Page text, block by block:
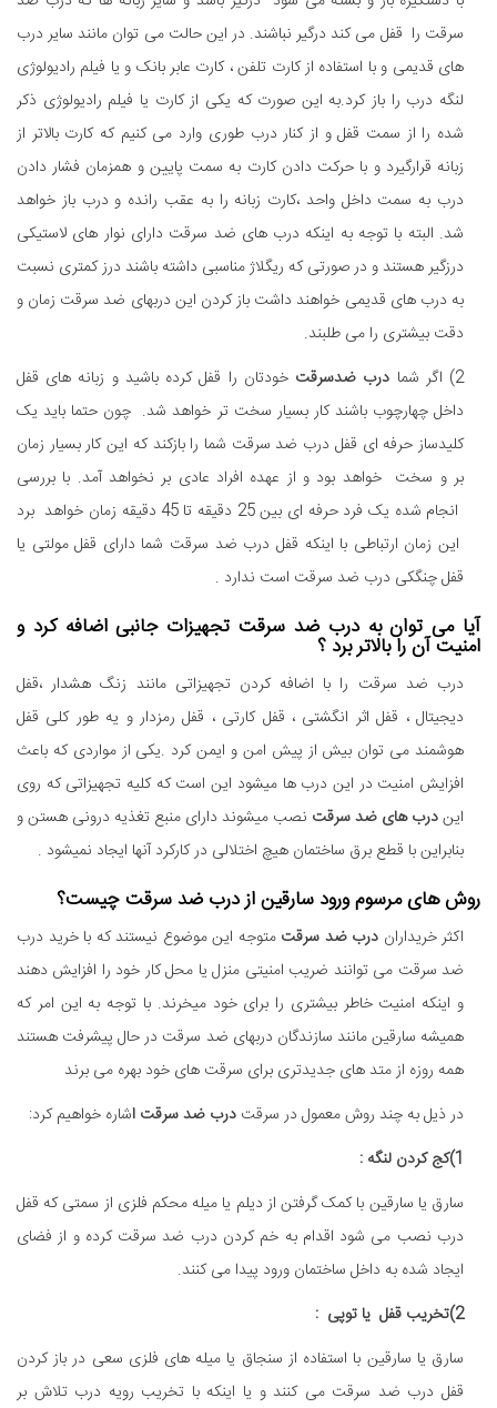
سرقت را قفل می کند درگیر نباشند. در این حالت می توان مانند سایر درب
های قدیمی و با استفاده از کارت تلفن ، کارت عابر بانک و یا فیلم رادیولوژی
لنگه درب را باز کرد.به این صورت که یکی از کارت یا فیلم رادیولوژی ذکر
شده را از سمت قفل و از کنار درب طوری وارد می کنیم که کارت بالاتر از
زبانه قرارگیرد و با حرکت دادن کارت به سمت پایین و همزمان فشار دادن
درب به سمت داخل واحد ،کارت زبانه را به عقب رانده و درب باز خواهد
شد. البته با توجه به اینکه درب های ضد سرقت دارای نوار های لاستیکی
درزگیر هستند و در صورتی که ریگلاژ مناسبی داشته باشند درز کمتری نسبت
به درب های قدیمی خواهند داشت باز کردن این دربهای ضد سرقت زمان و
دقت بیشتری را می طلبند.
2) اگر شما
درب ضدسرقت خودتان را قفل کرده باشید و زبانه های قفل
داخل چهارچوب باشند کار بسیار سخت تر خواهد شد. چون حتما باید یک
کلیدساز حرفه ای قفل درب ضد سرقت شما را بازکند که این کار بسیار زمان
بر و سخت خواهد بود و از عهده افراد عادی بر نخواهد آمد. با بررسی
انجام شده یک فرد حرفه ای بین 25 دقیقه تا 45 دقیقه زمان خواهد برد
این زمان ارتباطی با اینکه قفل درب ضد سرقت شما دارای قفل مولتی یا
قفل چنگکی درب ضد سرقت است ندارد .
آیا می توان به درب ضد سرقت تجهیزات جانبی اضافه کرد و
امنیت آن را بالاتر برد ؟
درب ضد سرقت را با اضافه کردن تجهیزاتی مانند زنگ هشدار ،قفل
دیجیتال ، قفل اثر انگشتی ، قفل کارتی ، قفل رمزدار و یه طور کلی قفل
هوشمند می توان بیش از پیش امن و ایمن کرد .یکی از مواردی که باعث
افزایش امنیت در این درب ها میشود این است که کلیه تجهیزاتی که روی
ایندرب های ضد سرقت نصب میشوند دارای منبع تغذیه درونی هستن و
بنابراین با قطع برق ساختمان هیچ اختلالی در کارکرد آنها ایجاد نمیشود .
روش های مرسوم ورود سارقین از درب ضد سرقت چیست؟
اکثر خریداران درب ضد سرقتمتوجه این موضوع نیستند که با خرید درب
ضد سرقت می توانند ضریب امنیتی منزل یا محل کار خود را افزایش دهند
و اینکه امنیت خاطر بیشتری را برای خود میخرند. با توجه به این امر که
همیشه سارقین مانند سازندگان دربهای ضد سرقت در حال پیشرفت هستند
همه روزه از متد های جدیدتری برای سرقت های خود بهره می برند
در ذیل به چند روش معمول در سرقت درب ضد سرقت اشاره خواهیم کرد:
1)کج کردن لنگه :
سارق یا سارقین با کمک گرفتن از دیلم یا میله محکم فلزی از سمتی که قفل
درب نصب می شود اقدام به خم کردن درب ضد سرقت کرده و از فضای
ایجاد شده به داخل ساختمان ورود پیدا می کنند.
2)تخریب قفل یا توپی :
سارق یا سارقین با استفاده از سنجاق یا میله های فلزی سعی در باز کردن
قفل درب ضد سرقت می کنند و یا اینکه با تخریب رویه درب تلاش بر